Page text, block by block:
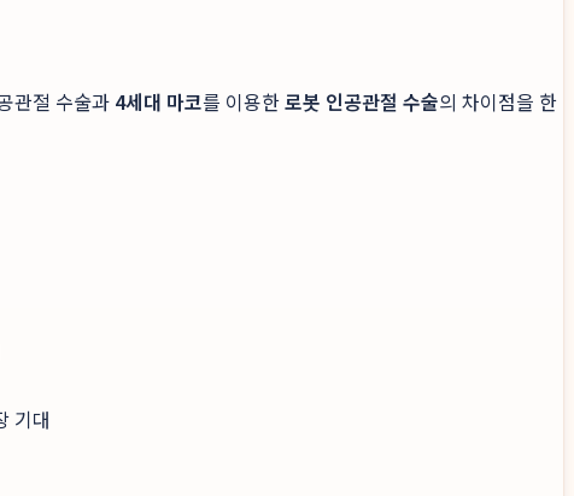
관절 수술과 4세대 마코를 이용한로봇 인공관절 수술의 차이점을 한
기대